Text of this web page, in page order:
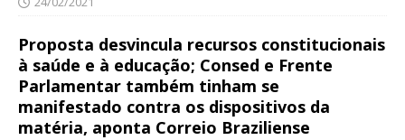
Proposta desvincula recursos constitucionais
à saúde e à educação; Consed e Frente
Parlamentar também tinham se
manifestado contra os dispositivos da
matéria, aponta Correio Braziliense